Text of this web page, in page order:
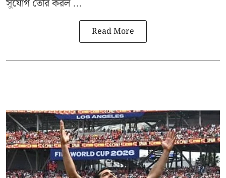
সুযোগ তৈরি করল ...
Read More